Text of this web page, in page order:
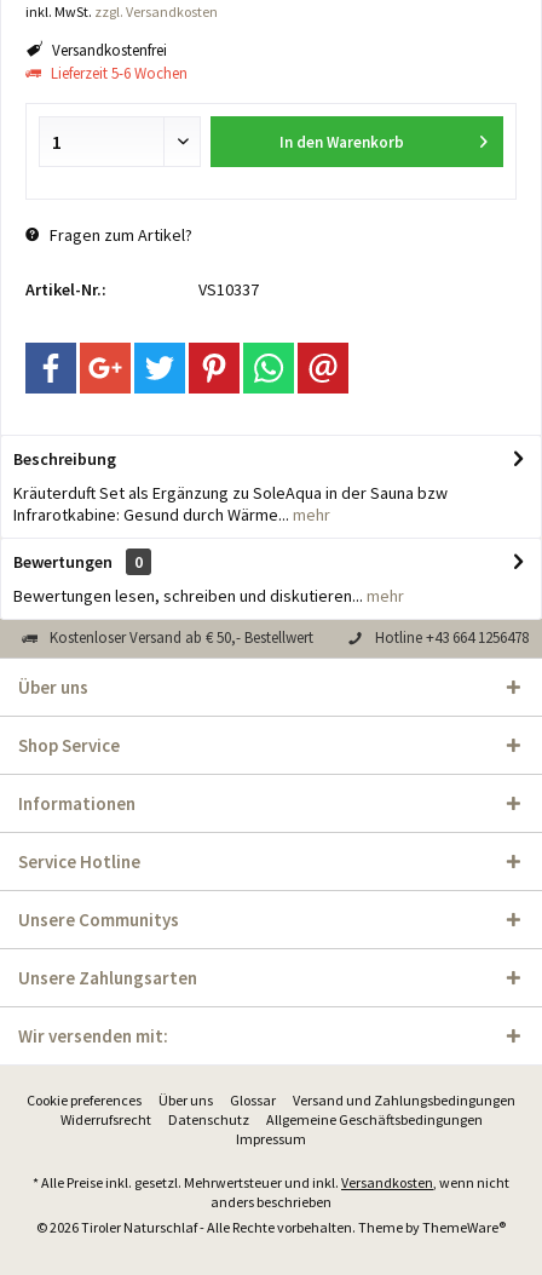
inkl. MwSt. zzgl. Versandkosten
Versandkostenfrei
Lieferzeit 5-6 Wochen
In den Warenkorb
Fragen zum Artikel?
Artikel-Nr.: VS10337
Beschreibung
Kräuterduft Set als Ergänzung zu SoleAqua in der Sauna bzw
Infrarotkabine: Gesund durch Wärme... mehr
Bewertungen
0
Bewertungen lesen, schreiben und diskutieren... mehr
Kostenloser Versand ab € 50,- Bestellwert Hotline +43 664 1256478
Über uns
Shop Service
Informationen
Service Hotline
Unsere Communitys
Unsere Zahlungsarten
Wir versenden mit:
Cookie preferences Über uns Glossar
Versand und Zahlungsbedingungen
Widerrufsrecht
Datenschutz
Allgemeine Geschäftsbedingungen
Impressum
* Alle Preise inkl. gesetzl. Mehrwertsteuer und inkl. Versandkosten, wenn nicht
anders beschrieben
© 2026 Tiroler Naturschlaf - Alle Rechte vorbehalten. Theme byThemeWare®